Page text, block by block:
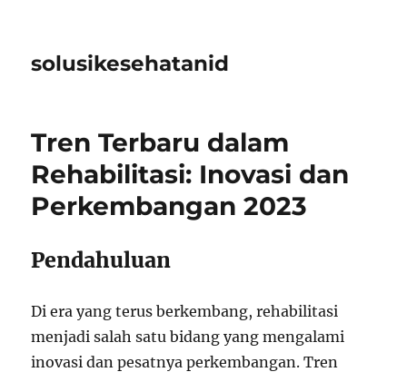
solusikesehatanid
Tren Terbaru dalam
Rehabilitasi: Inovasi dan
Perkembangan 2023
Pendahuluan
Di era yang terus berkembang, rehabilitasi
menjadi salah satu bidang yang mengalami
inovasi dan pesatnya perkembangan. Tren